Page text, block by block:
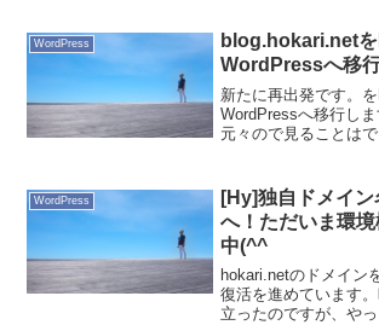
WordPress
blog.hokari.net
WordPressへ移行
新たに再出発です。
WordPressへ移行し
元々ので見ることはで
WordPress
[Hy]独自ドメイ
へ！ただいま環
中(^^ゞ
hokari.netのドメイン
復活を進めています
立ったのですが、や